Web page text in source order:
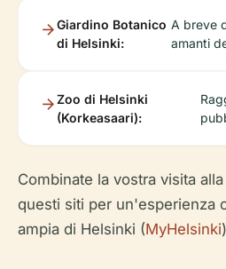
Giardino Botanico
di Helsinki:
A breve
amanti
Zoo di Helsinki
(Korkeasaari):
Combinate la vostra visita
questi siti per un'esperienza
ampia di Helsinki (MyHelsinki